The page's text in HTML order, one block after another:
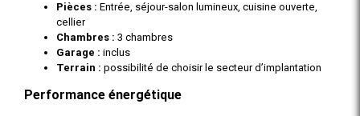
Pièces : Entrée, séjour-salon lumineux, cuisine ouverte,
cellier
Chambres : 3 chambres
Garage : inclus
Terrain : possibilité de choisir le secteur d’implantation
Performance énergétique